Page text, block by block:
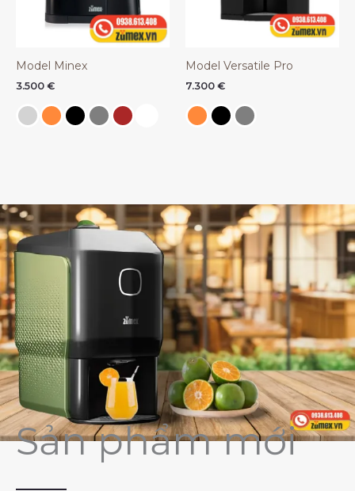
Model Minex
3.500 €
Model Versatile Pro
7.300 €
Sản phẩm mới